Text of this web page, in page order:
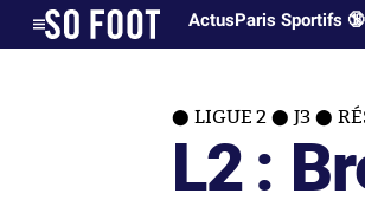
ActusParis Sportifs 🔞
LIGUE 2 J3
L2 :